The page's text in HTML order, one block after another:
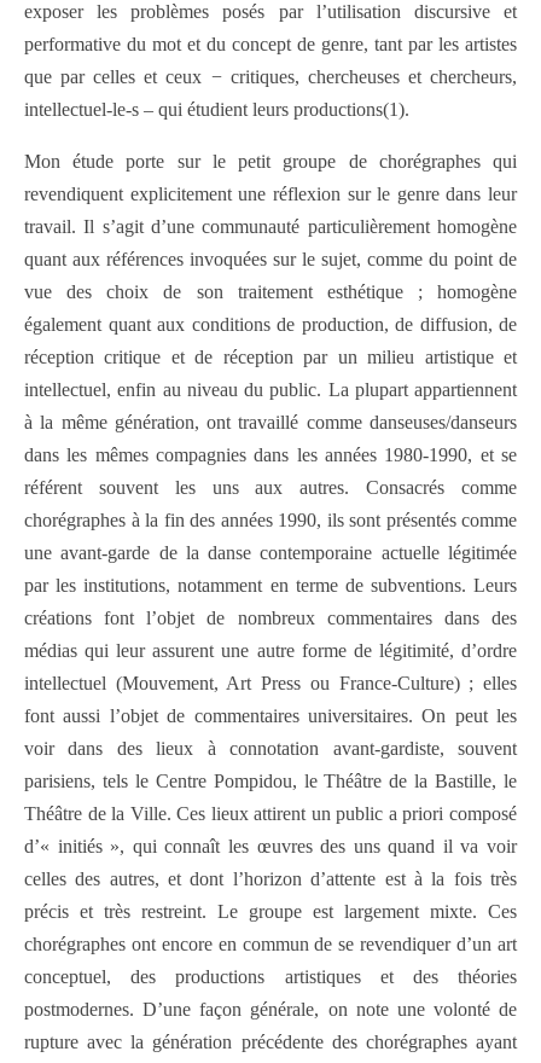
exposer les problèmes posés par l’utilisation discursive et
performative du mot et du concept de genre, tant par les artistes
que par celles et ceux − critiques, chercheuses et chercheurs,
intellectuel‑le‑s – qui étudient leurs productions(1).
Mon étude porte sur le petit groupe de chorégraphes qui
revendiquent explicitement une réflexion sur le genre dans leur
travail. Il s’agit d’une communauté particulièrement homogène
quant aux références invoquées sur le sujet, comme du point de
vue des choix de son traitement esthétique ; homogène
également quant aux conditions de production, de diffusion, de
réception critique et de réception par un milieu artistique et
intellectuel, enfin au niveau du public. La plupart appartiennent
à la même génération, ont travaillé comme danseuses/danseurs
dans les mêmes compagnies dans les années 1980‑1990, et se
référent souvent les uns aux autres. Consacrés comme
chorégraphes à la fin des années 1990, ils sont présentés comme
une avant‑garde de la danse contemporaine actuelle légitimée
par les institutions, notamment en terme de sub­ventions. Leurs
créations font l’objet de nombreux commentaires dans des
médias qui leur assurent une autre forme de légitimité, d’ordre
intellectuel (Mouvement, Art Press ou France‑Culture) ; elles
font aussi l’objet de commentaires universitaires. On peut les
voir dans des lieux à connotation avant‑gardiste, souvent
parisiens, tels le Centre Pompidou, le Théâtre de la Bastille, le
Théâtre de la Ville. Ces lieux attirent un public a priori composé
d’« initiés », qui connaît les œuvres des uns quand il va voir
celles des autres, et dont l’horizon d’attente est à la fois très
précis et très restreint. Le groupe est largement mixte. Ces
chorégraphes ont encore en commun de se revendiquer d’un art
conceptuel, des productions artistiques et des théories
postmodernes. D’une façon générale, on note une volonté de
rupture avec la génération précédente des chorégraphes ayant